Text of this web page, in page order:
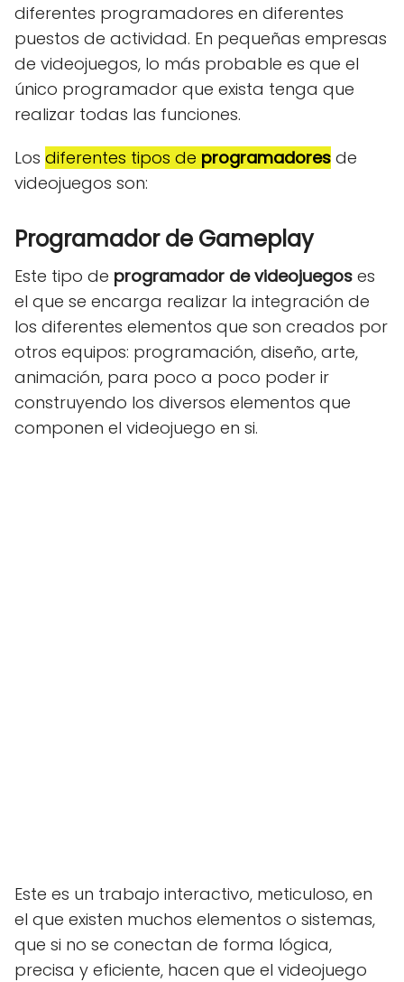
diferentes programadores en diferentes
puestos de actividad. En pequeñas empresas
de videojuegos, lo más probable es que el
único programador que exista tenga que
realizar todas las funciones.
Los diferentes tipos de programadores de
videojuegos son:
Programador de Gameplay
Este tipo de programador de videojuegos es
el que se encarga realizar la integración de
los diferentes elementos que son creados por
otros equipos: programación, diseño, arte,
animación, para poco a poco poder ir
construyendo los diversos elementos que
componen el videojuego en si.
Este es un trabajo interactivo, meticuloso, en
el que existen muchos elementos o sistemas,
que si no se conectan de forma lógica,
precisa y eficiente, hacen que el videojuego